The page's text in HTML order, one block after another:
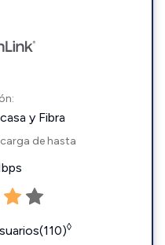
y Fibra
de hasta
◊